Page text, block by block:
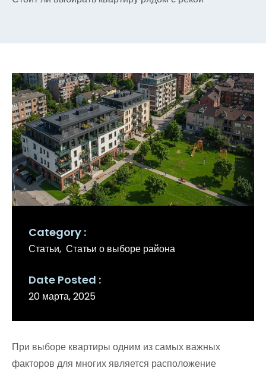
Category
Статьи Статьи о выборе района
Date Posted
20 марта, 2025
При выборе квартиры одним из самых важных
факторов для многих является расположение